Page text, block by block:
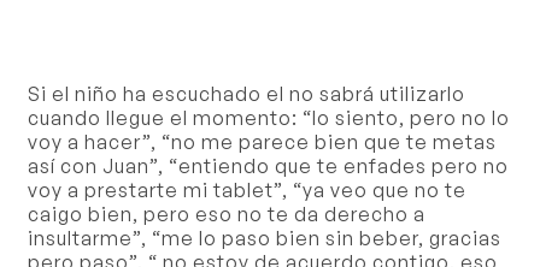
Si el niño ha escuchado el no sabrá utilizarlo
cuando llegue el momento: “lo siento, pero no lo
voy a hacer”, “no me parece bien que te metas
así con Juan”, “entiendo que te enfades pero no
voy a prestarte mi tablet”, “ya veo que no te
caigo bien, pero eso no te da derecho a
insultarme”, “me lo paso bien sin beber, gracias
pero paso”, “ no estoy de acuerdo contigo, eso